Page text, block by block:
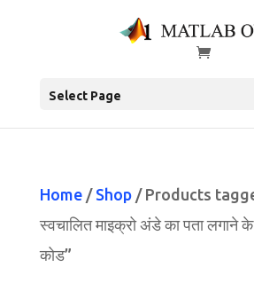
Select Page
Home/ Shop/ Products
स्वचालित माइक्रो अंडे का पता लगाने
कोड”